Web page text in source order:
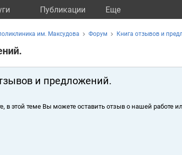
Публикации Eще
им. Максудова Форум Книга отзывов и
и предложений.
в этой теме Вы можете оставить отзыв о нашей работе